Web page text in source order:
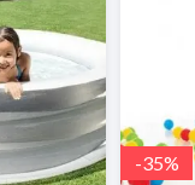
-35%